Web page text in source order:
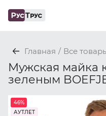
Главная / Все
Мужская майка
зеленым
46%
АУТЛЕТ